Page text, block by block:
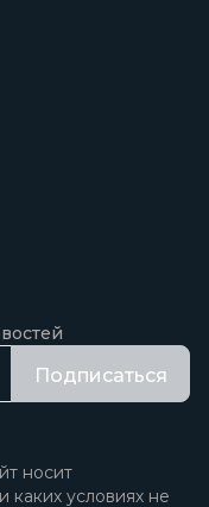
Подписаться
носит
условиях не